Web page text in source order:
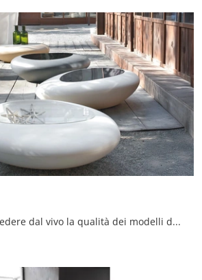
In negozio potrai vedere dal vivo la qualità dei modelli di tavolini design in plastica della firma, proprio come questa proposta in foto.